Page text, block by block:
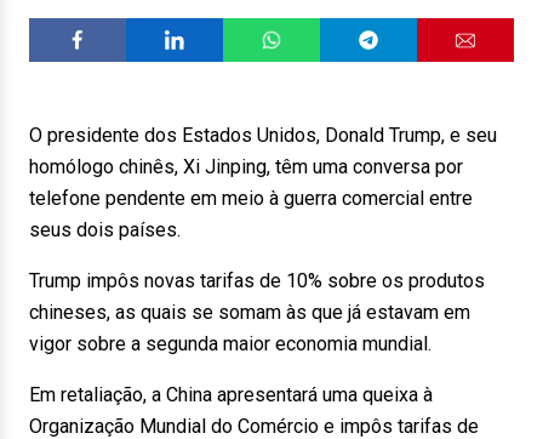
O presidente dos Estados Unidos, Donald Trump, e seu
homólogo chinês, Xi Jinping, têm uma conversa por
telefone pendente em meio à guerra comercial entre
seus dois países.
Trump impôs novas tarifas de 10% sobre os produtos
chineses, as quais se somam às que já estavam em
vigor sobre a segunda maior economia mundial.
Em retaliação, a China apresentará uma queixa à
Organização Mundial do Comércio e impôs tarifas de